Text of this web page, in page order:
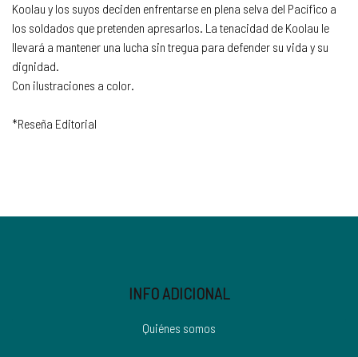
Koolau y los suyos deciden enfrentarse en plena selva del Pacífico a
los soldados que pretenden apresarlos. La tenacidad de Koolau le
llevará a mantener una lucha sin tregua para defender su vida y su
dignidad.
Con ilustraciones a color.
*Reseña Editorial
INFO ADICIONAL
Quiénes somos